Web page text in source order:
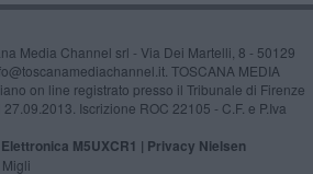
Media Channel srl - Via Dei Martelli, 8 - 50129
TOSCANA MEDIA
on line registrato presso il Tribunale di Firenze
Iscrizione ROC 22105 - C.F. e P.Iva
M5UXCR1 | Privacy Nielsen